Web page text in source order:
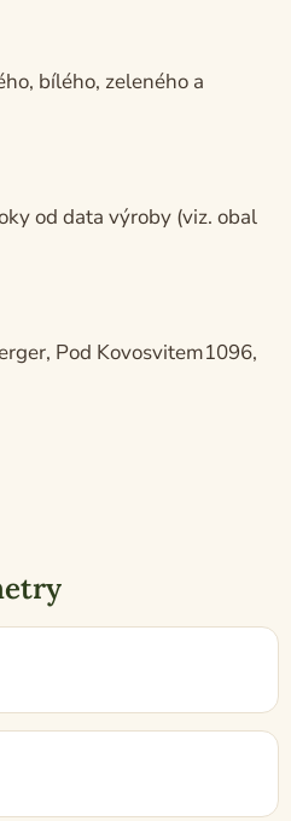
bílého, zeleného a
od data výroby (viz. obal
Pod Kovosvitem1096,